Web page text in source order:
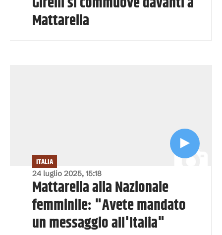
Mattarella
24 luglio 2025, 15:18
ITALIA
Mattarella alla Nazionale
femminile: "Avete mandato
un messaggio all'Italia"